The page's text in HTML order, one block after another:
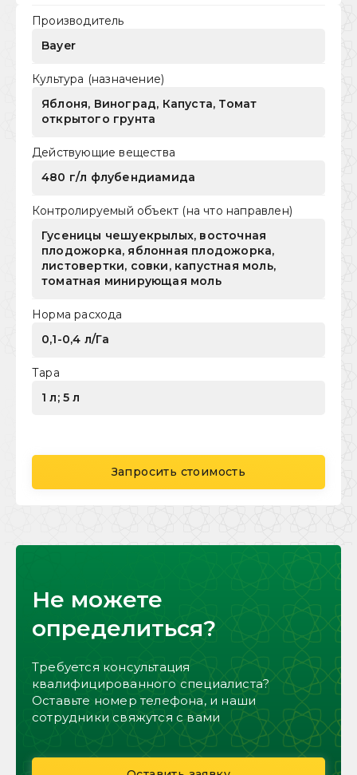
Производитель
Bayer
Культура (назначение)
Яблоня, Виноград, Капуста, Томат
открытого грунта
Действующие вещества
480 г/л флубендиамида
Контролируемый объект (на что направлен)
Гусеницы чешуекрылых, восточная
плодожорка, яблонная плодожорка,
листовертки, совки, капустная моль,
томатная минирующая моль
Норма расхода
0,1-0,4 л/Га
Тара
1 л; 5 л
Запросить стоимость
Не можете
определиться?
Требуется консультация
квалифицированного специалиста?
Оставьте номер телефона, и наши
сотрудники свяжутся с вами